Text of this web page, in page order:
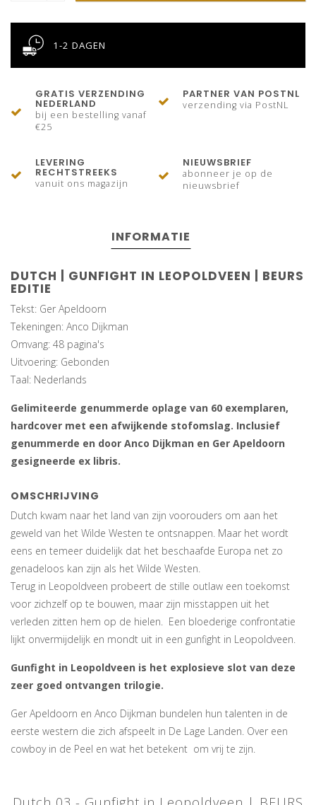
1-2 DAGEN
GRATIS VERZENDING
NEDERLAND
bij een bestelling vanaf
€25
PARTNER VAN POSTNL
verzending via PostNL
LEVERING
RECHTSTREEKS
vanuit ons magazijn
NIEUWSBRIEF
abonneer je op de
nieuwsbrief
INFORMATIE
DUTCH | GUNFIGHT IN LEOPOLDVEEN | BEURS
EDITIE
Tekst: Ger Apeldoorn
Tekeningen: Anco Dijkman
Omvang: 48 pagina's
Uitvoering: Gebonden
Taal: Nederlands
Gelimiteerde genummerde oplage van 60 exemplaren,
hardcover met een afwijkende stofomslag. Inclusief
genummerde en door Anco Dijkman en Ger Apeldoorn
gesigneerde ex libris.
OMSCHRIJVING
Dutch kwam naar het land van zijn voorouders om aan het
geweld van het Wilde Westen te ontsnappen. Maar het wordt
eens en temeer duidelijk dat het beschaafde Europa net zo
genadeloos kan zijn als het Wilde Westen.
Terug in Leopoldveen probeert de stille outlaw een toekomst
voor zichzelf op te bouwen, maar zijn misstappen uit het
verleden zitten hem op de hielen. Een bloederige confrontatie
lijkt onvermijdelijk en mondt uit in een gunfight in Leopoldveen.
Gunfight in Leopoldveen is het explosieve slot van deze
zeer goed ontvangen trilogie.
Ger Apeldoorn en Anco Dijkman bundelen hun talenten in de
eerste western die zich afspeelt in De Lage Landen. Over een
cowboy in de Peel en wat het betekent om vrij te zijn.